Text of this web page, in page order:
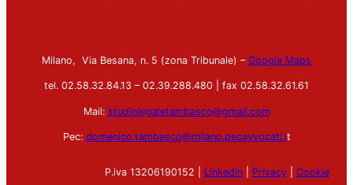
Milano, Via Besana, n. 5 (zona Tribunale) – Google Maps
tel. 02.58.32.84.13 – 02.39.288.480 | fax 02.58.32.61.61
Mail: studiolegaletambasco@gmail.com
Pec: domenico.tambasco@milano.pecavvocati.it
P.iva 13206190152 | LinkedIn| Privacy| Cookie